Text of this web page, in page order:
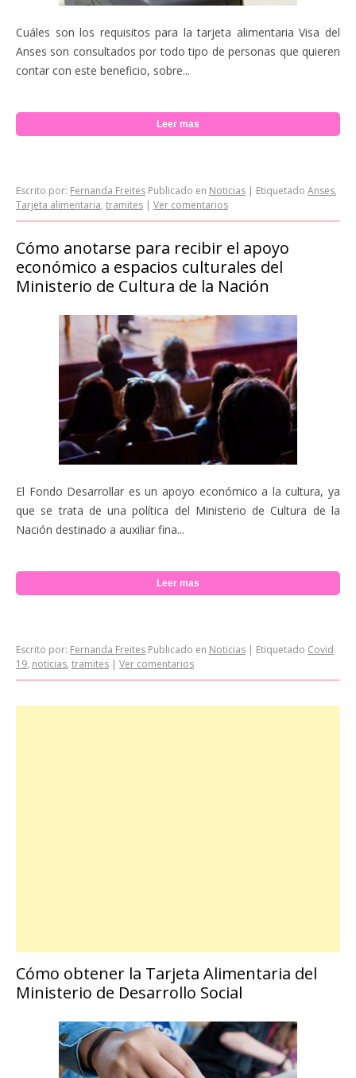
Cuáles son los requisitos para la tarjeta alimentaria Visa del
Anses son consultados por todo tipo de personas que quieren
contar con este beneficio, sobre...
Leer mas
Escrito por: Fernanda Freites Publicado en Noticias | Etiquetado Anses,
Tarjeta alimentaria, tramites | Ver comentarios
Cómo anotarse para recibir el apoyo
económico a espacios culturales del
Ministerio de Cultura de la Nación
El Fondo Desarrollar es un apoyo económico a la cultura, ya
que se trata de una política del Ministerio de Cultura de la
Nación destinado a auxiliar fina...
Leer mas
Escrito por: Fernanda Freites Publicado en Noticias | Etiquetado Covid
19, noticias, tramites | Ver comentarios
Cómo obtener la Tarjeta Alimentaria del
Ministerio de Desarrollo Social